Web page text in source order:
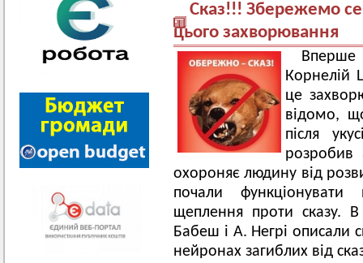
Сказ!!! Збережемо
цього захворювання
Вперше
Корнелій
це
відомо,
після
розробив
охороняє людину від
почали функціонувати
щеплення проти сказу. В
Бабеш і А. Негрі описали
нейронах загиблих від